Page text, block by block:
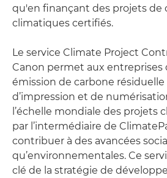
qu'en finançant des projets de
climatiques certifiés.
Le service Climate Project
Canon permet aux entreprises
émission de carbone
d’impression et de
l’échelle mondiale des projets
par l’intermédiaire de
contribuer à des avancées
qu’environnementales. Ce
clé de la stratégie de